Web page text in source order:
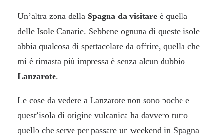
Un’altra zona della Spagna da visitare è quella
delle Isole Canarie. Sebbene ognuna di queste isole
abbia qualcosa di spettacolare da offrire, quella che
mi è rimasta più impressa è senza alcun dubbio
Lanzarote.
Le cose da vedere a Lanzarote non sono poche e
quest’isola di origine vulcanica ha davvero tutto
quello che serve per passare un weekend in Spagna